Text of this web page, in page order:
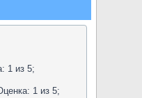
1 из 5;
1 из 5;